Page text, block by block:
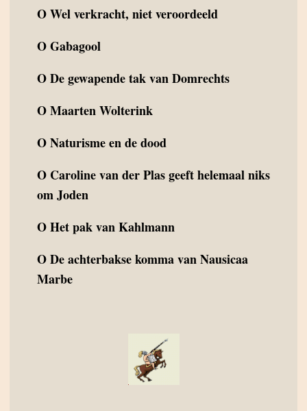
OWel verkracht, niet veroordeeld
OGabagool
ODe gewapende tak van Domrechts
OMaarten Wolterink
ONaturisme en de dood
O Caroline van der Plas geeft helemaal niks
om Joden
OHet pak van Kahlmann
ODe achterbakse komma van Nausicaa
Marbe